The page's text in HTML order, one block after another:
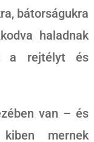
bátorságukra
haladnak
a rejtélyt és
van – és
mernek